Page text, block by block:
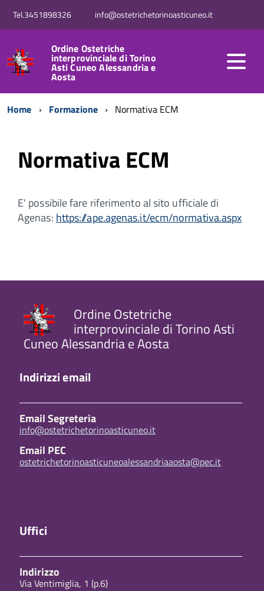
Tel.3451898326 info@ostetrichetorinoasticuneo.it
Ordine Ostetriche
interprovinciale di Torino
Asti Cuneo Alessandria e
Aosta
Home Formazione Normativa ECM
Normativa ECM
E' possibile fare riferimento al sito ufficiale di
Agenas: https://ape.agenas.it/ecm/normativa.aspx
Ordine Ostetriche
interprovinciale di Torino Asti
Cuneo Alessandria e Aosta
Indirizzi email
Email Segreteria
info@ostetrichetorinoasticuneo.it
Email PEC
ostetrichetorinoasticuneoalessandriaaosta@pec.it
Uffici
Indirizzo
Via Ventimiglia, 1 (p.6)